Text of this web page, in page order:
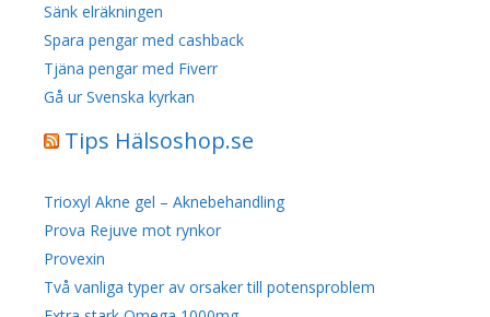
Sänk elräkningen
Spara pengar med cashback
Tjäna pengar med Fiverr
Gå ur Svenska kyrkan
Tips Hälsoshop.se
Trioxyl Akne gel – Aknebehandling
Prova Rejuve mot rynkor
Provexin
Två vanliga typer av orsaker till potensproblem